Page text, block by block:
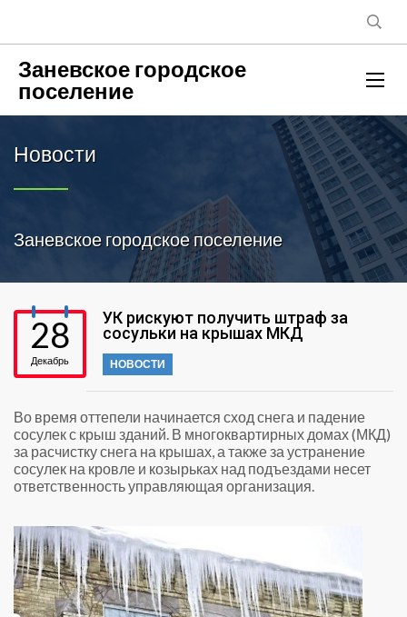
Заневское городское
поселение
Новости
Заневское городское поселение
28
Декабрь
УК рискуют получить штраф за
сосульки на крышах МКД
НОВОСТИ
Во время оттепели начинается сход снега и падение
сосулек с крыш зданий. В многоквартирных домах (МКД)
за расчистку снега на крышах, а также за устранение
сосулек на кровле и козырьках над подъездами несет
ответственность управляющая организация.